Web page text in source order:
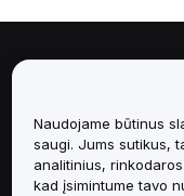
Paslaugos
Pagalba
Naudojame būtinus
saugi. Jums sutikus,
analitinius,
kad įsimintume tavo